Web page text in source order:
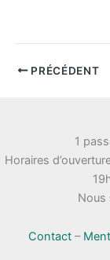
PRÉCÉDENT
1
Horaires
Nous
Contact–